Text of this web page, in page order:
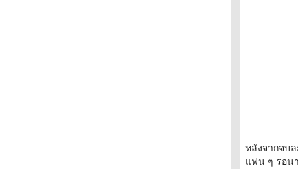
หลังจากจบล
ฟน ๆ รอนา